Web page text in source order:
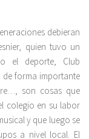
debieran
quien tuvo un
el deporte, Club
forma importante
son cosas que
colegio en su labor
y que luego se
a nivel local. El